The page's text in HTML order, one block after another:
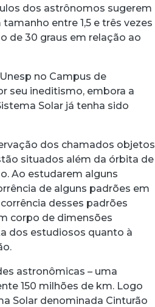
dos astrônomos sugerem
entre 1,5 e três vezes
de 30 graus em relação ao
no Campus de
seu ineditismo, embora a
Solar já tenha sido
dos chamados objetos
situados além da órbita de
Ao estudarem alguns
de alguns padrões em
desses padrões
corpo de dimensões
dos estudiosos quanto à
astronômicas – uma
150 milhões de km. Logo
Solar denominada Cinturão